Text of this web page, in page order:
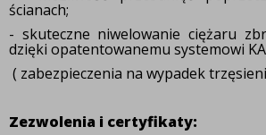
ścianach;
- skuteczne niwelowanie ciężaru
dzięki opatentowanemu systemowi
( zabezpieczenia na wypadek
Zezwolenia i certyfikaty: